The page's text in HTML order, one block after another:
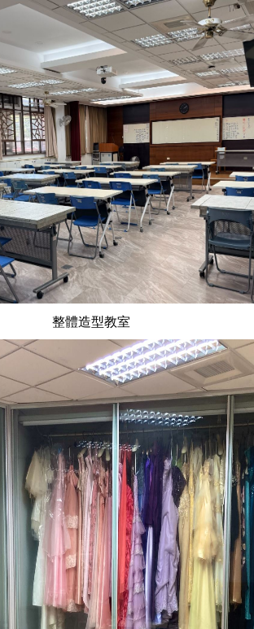
整體造型教室